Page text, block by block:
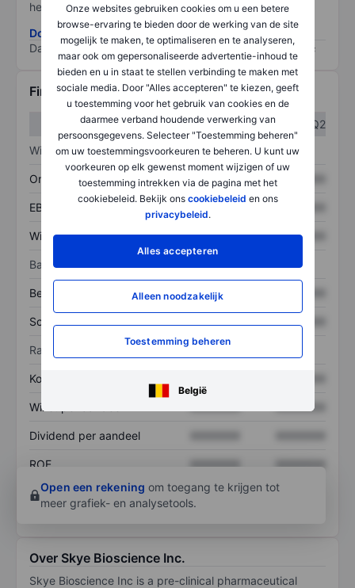
Onze websites gebruiken cookies om u een betere
browse-ervaring te bieden door de werking van de site
mogelijk te maken, te optimaliseren en te analyseren,
maar ook om gepersonaliseerde advertentie-inhoud te
bieden en u in staat te stellen verbinding te maken met
sociale media. Door "Alles accepteren" te kiezen, geeft
u toestemming voor het gebruik van cookies en de
daarmee verband houdende verwerking van
persoonsgegevens. Selecteer "Toestemming beheren"
om uw toestemmingsvoorkeuren te beheren. U kunt uw
voorkeuren op elk gewenst moment wijzigen of uw
toestemming intrekken via de pagina met het
cookiebeleid. Bekijk ons cookiebeleid en ons
privacybeleid.
Alles accepteren
Alleen noodzakelijk
Toestemming beheren
België
het grootste risico).
Download de ESG-risicomethodologie
Data provided by
/
Financiële gegevens
Q1
Q2
Winst/verlies
Omzet XXXXXXX XXXXXXX
EBITDA XXXXXXX
Winst XXXXXXX XXXXXXX
Balans
Bezittingen XXXXXXX
Schulden
Ratio's
Koers/omzetratio
Winst per aandeel XXXXXXX
Dividend per aandeel
ROE XXXXXXX
XXXXXXX
Open een rekening om toegang te krijgen tot
meer grafiek- en analysetools.
Over Skye Bioscience Inc.
Skye Bioscience Inc is a pre-clinical pharmaceutical